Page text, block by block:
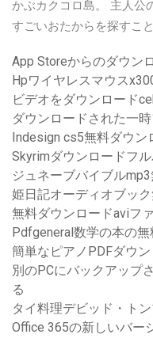
かぶカクコロ島。 主人公
すごいおたからを探すこ
App Storeからのダウン
Hpワイヤレスマウス
ビデオをダウンロード
ダウンロードされた一
Indesign cs5無料ダウン
Skyrimダウンロードフ
ジュネーブバイブル
姫日記オーディオブッ
無料ダウンロードaviフ
Pdfgeneral数学の本の
簡単なピアノPDFダウ
別のPCにバックアップ
る
タイ料理デビッド・ト
Office 365の新しいバー